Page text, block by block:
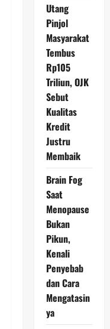
Utang
Pinjol
Masyarakat
Tembus
Rp105
Triliun, OJK
Sebut
Kualitas
Kredit
Justru
Membaik
Brain Fog
Saat
Menopause
Bukan
Pikun,
Kenali
Penyebab
dan Cara
Mengatasin
ya